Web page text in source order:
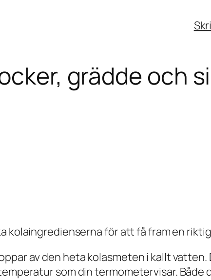
grädde och
kolaingredienserna för att få fram en
av den heta kolasmeten i kallt
som din termometervisar.